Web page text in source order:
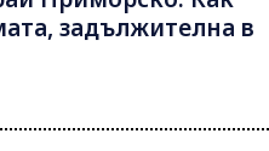
задължителна в